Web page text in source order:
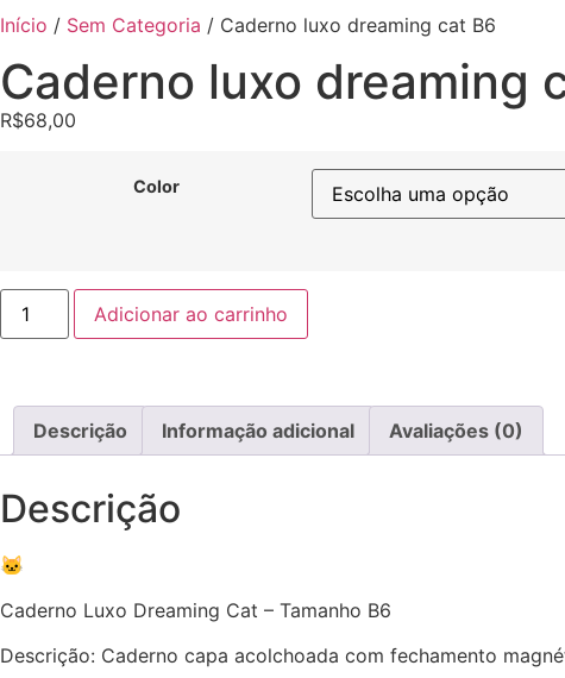
Início / Sem Categoria / Caderno luxo dreaming cat B6
Caderno luxo dreaming
R$68,00
Color
Adicionar ao carrinho
Descrição Informação adicional Avaliações (0)
Descrição
🐱
Caderno Luxo Dreaming Cat – Tamanho B6
Descrição: Caderno capa acolchoada com fechamento